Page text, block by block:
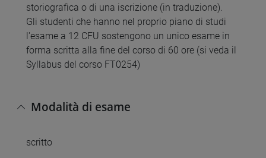
storiografica o di una iscrizione (in traduzione).
Gli studenti che hanno nel proprio piano di studi
l'esame a 12 CFU sostengono un unico esame in
forma scritta alla fine del corso di 60 ore (si veda il
Syllabus del corso FT0254)
Modalità di esame
scritto